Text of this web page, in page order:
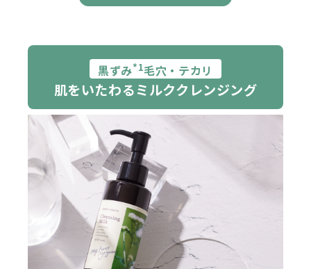
黒ずみ*1毛穴・テカリ
肌をいたわるミルククレンジング